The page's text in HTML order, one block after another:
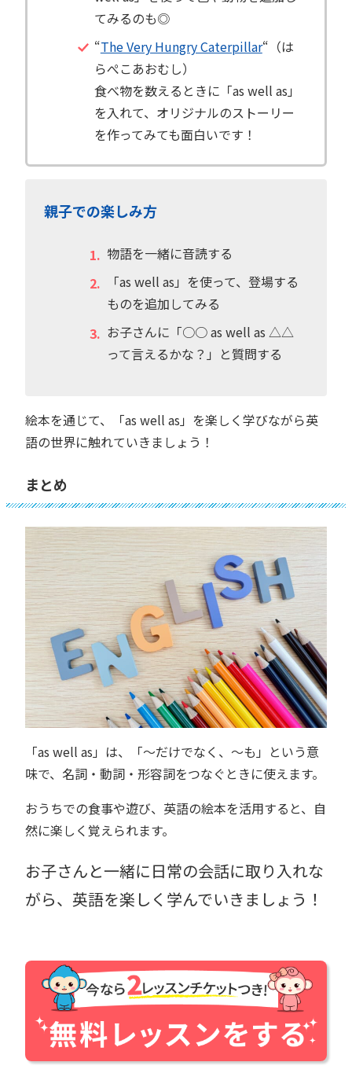
てみるのも◎
“The Very Hungry Caterpillar“（は
らぺこあおむし）
食べ物を数えるときに「as well as」
を入れて、オリジナルのストーリー
を作ってみても面白いです！
親子での楽しみ方
物語を一緒に音読する
「as well as」を使って、登場する
ものを追加してみる
お子さんに「○○ as well as △△
って言えるかな？」と質問する
絵本を通じて、「as well as」を楽しく学びながら英
語の世界に触れていきましょう！
まとめ
「as well as」は、「〜だけでなく、〜も」という意
味で、名詞・動詞・形容詞をつなぐときに使えます。
おうちでの食事や遊び、英語の絵本を活用すると、自
然に楽しく覚えられます。
お子さんと一緒に日常の会話に取り入れな
がら、英語を楽しく学んでいきましょう！